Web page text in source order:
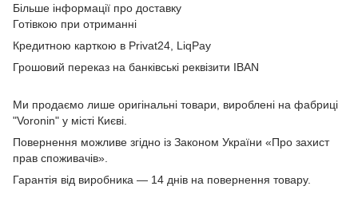
Більше інформації про доставку
Готівкою при отриманні
Кредитною карткою в Privat24, LiqPay
Грошовий переказ на банківські реквізити IBAN
Ми продаємо лише оригінальні товари, вироблені на фабриці
"Voronin" у місті Києві.
Повернення можливе згідно із Законом України «Про захист
прав споживачів».
Гарантія від виробника — 14 днів на повернення товару.